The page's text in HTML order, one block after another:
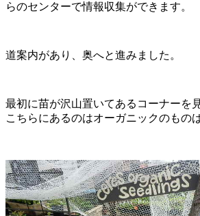
らのセンターで情報収集ができます。
道案内があり、奥へと進みました。
最初に苗が沢山置いてあるコーナーを見
こちらにあるのはオーガニックのもの